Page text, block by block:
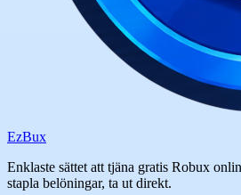
EzBux
Enklaste sättet att tjäna gratis Robux
stapla belöningar, ta ut direkt.